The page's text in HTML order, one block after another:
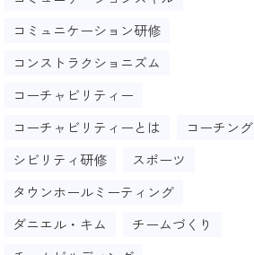
コミュニケーション研修
コンストラクショニズム
コーチャビリティー
コーチャビリティーとは
コーチング
シビリティ研修
スポーツ
タウンホールミーティング
ダニエル・キム
チームづくり